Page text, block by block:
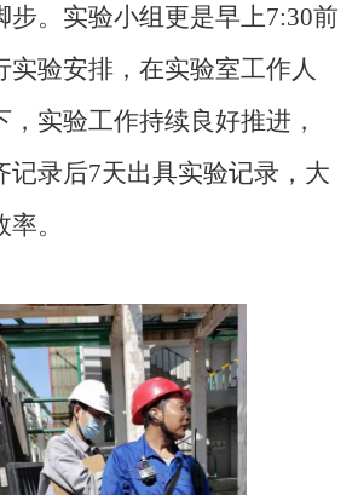
步。实验小组更是早上7:30前
实验安排 ， 在实验室工作人
，实验工作持续良好推进，
记录后7天出具实验记录 ， 大
率。